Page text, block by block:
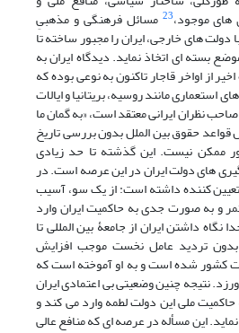
های موجود،23 مسائل فرهنگی و مذهبیِ
دولت های خارجی، ایران را مجبور ساخته تا
بسته ای اتخاذ نماید. دیدگاه ایران به
از اواخر قاجار تاکنون به نوعی بوده که
استعماری مانند روسیه، بریتانیا و ایالات
نظران ایرانی معتقد است، «به گمان ما
قواعد حقوق بین الملل بدون بررسی تاریخ
ممکن نیست. این گذشته تا حد زیادی
های دولت ایران در این عرصه است. در
کننده داشته است: از یک سو، آسیب
و به صورت جدی به حاکمیت ایران وارد
داشتن ایران از جامعۀ بین المللی تا
تردید عامل نخست موجب افزایش
کشور شده است و به او آموخته است که
نتیجه چنین وضعیتی بی اعتمادی ایران
ملی این دولت لطمه وارد می کند و
این مسأله در عرصه ای که منافع عالی